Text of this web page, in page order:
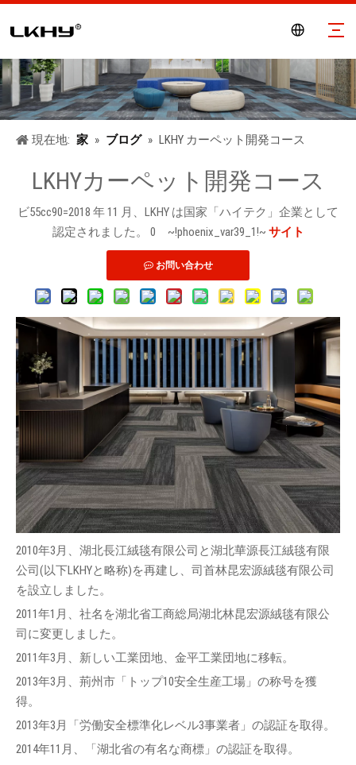
現在地: 家 » ブログ » LKHY カーペット開発コース
LKHYカーペット開発コース
ビ55cc90=2018 年 11 月、LKHY は国家「ハイテク」企業として
認定されました。 0 ~!phoenix_var39_1!~ サイト
お問い合わせ
2010年3月、湖北長江絨毯有限公司と湖北華源長江絨毯有限
公司(以下LKHYと略称)を再建し、司首林昆宏源絨毯有限公司
を設立しました。
2011年1月、社名を湖北省工商総局湖北林昆宏源絨毯有限公
司に変更しました。
2011年3月、新しい工業団地、金平工業団地に移転。
2013年3月、荊州市「トップ10安全生産工場」の称号を獲
得。
2013年3月「労働安全標準化レベル3事業者」の認証を取得。
2014年11月、「湖北省の有名な商標」の認証を取得。